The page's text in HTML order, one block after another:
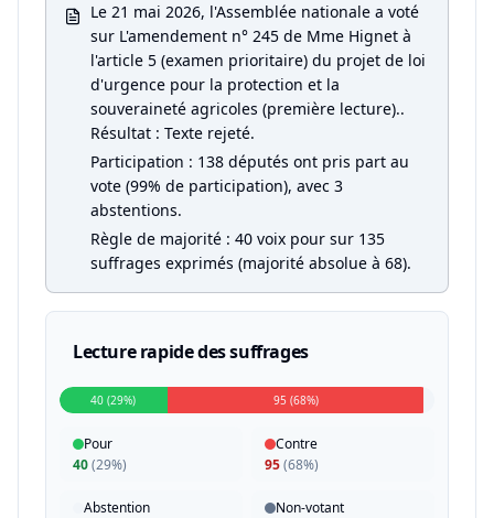
Le 21 mai 2026, l'Assemblée nationale a voté
sur L'amendement n° 245 de Mme Hignet à
l'article 5 (examen prioritaire) du projet de loi
d'urgence pour la protection et la
souveraineté agricoles (première lecture)..
Résultat : Texte rejeté.
Participation : 138 députés ont pris part au
vote (99% de participation), avec 3
abstentions.
Règle de majorité : 40 voix pour sur 135
suffrages exprimés (majorité absolue à 68).
Lecture rapide des suffrages
40 (29%) 95 (68%)
Pour
40(29%)
Contre
95(68%)
Abstention
Non-votant